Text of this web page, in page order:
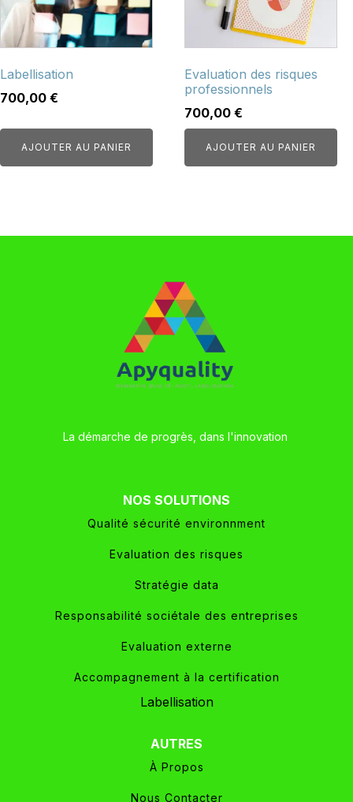
Labellisation
700,00 €
AJOUTER AU PANIER
Evaluation des risques
professionnels
700,00€
AJOUTER AU PANIER
La démarche de progrès, dans l'innovation
NOS SOLUTIONS
Qualité sécurité environnment
Evaluation des risques
Stratégie data
Responsabilité sociétale des entreprises
Evaluation externe
Accompagnement à la certification
Labellisation
AUTRES
À Propos
Nous Contacter